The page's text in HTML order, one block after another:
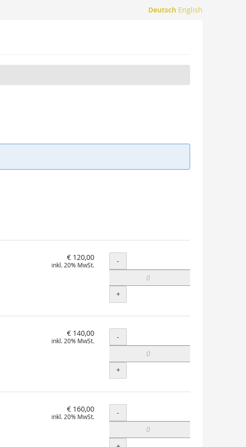
Deutsch English
€ 120,00
inkl. 20% MwSt. Menge
-
+
€ 140,00
inkl. 20% MwSt. Menge
-
+
€ 160,00
inkl. 20% MwSt. Menge
-